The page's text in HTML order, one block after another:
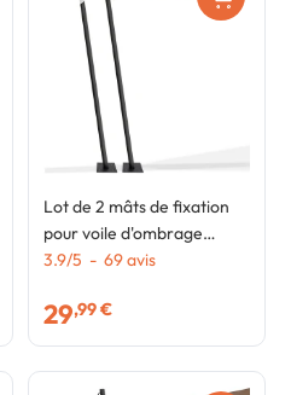
Lot de 2 mâts de fixation
pour voile d'ombrage
H.220 CM poteaux et
3.9/5 - 69avis
29,99 €